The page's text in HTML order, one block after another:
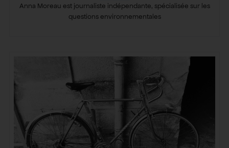
Anna Moreau est journaliste indépendante, spécialisée sur les
questions environnementales